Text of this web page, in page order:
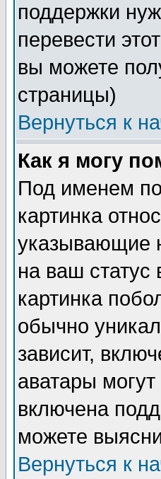
поддержки
перевести
вы можете
страницы)
Вернуться к
Как я могу
Под именем
картинка
указывающие
на ваш
картинка
обычно
зависит,
аватары
включена
можете
Вернуться к